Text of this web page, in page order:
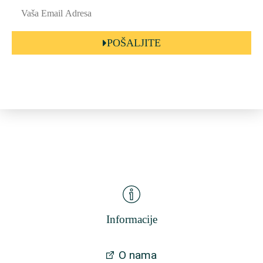
POŠALJITE
Informacije
O nama